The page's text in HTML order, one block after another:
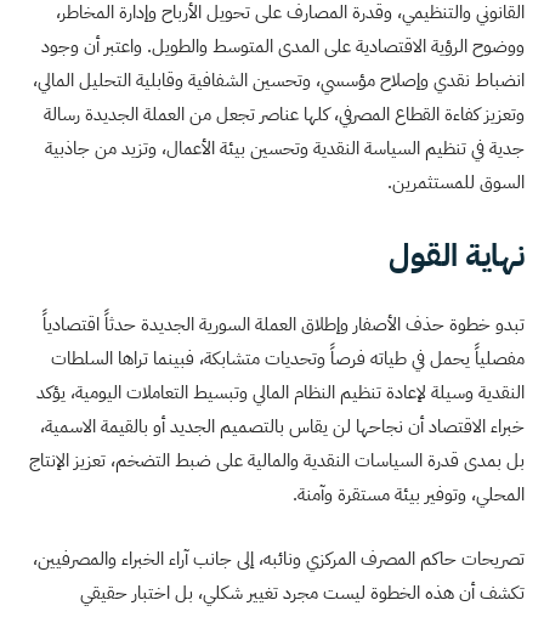
القانوني والتنظيمي، وقدرة المصارف على تحويل الأرباح وإدارة المخاطر،
ووضوح الرؤية الاقتصادية على المدى المتوسط والطويل. واعتبر أن وجود
انضباط نقدي وإصلاح مؤسسي، وتحسين الشفافية وقابلية التحليل المالي،
وتعزيز كفاءة القطاع المصرفي، كلها عناصر تجعل من العملة الجديدة رسالة
جدية في تنظيم السياسة النقدية وتحسين بيئة الأعمال، وتزيد من جاذبية
السوق للمستثمرين.
نهاية القول
تبدو خطوة حذف الأصفار وإطلاق العملة السورية الجديدة حدثاً اقتصادياً
مفصلياً يحمل في طياته فرصاً وتحديات متشابكة، فبينما تراها السلطات
النقدية وسيلة لإعادة تنظيم النظام المالي وتبسيط التعاملات اليومية، يؤكد
خبراء الاقتصاد أن نجاحها لن يقاس بالتصميم الجديد أو بالقيمة الاسمية،
بل بمدى قدرة السياسات النقدية والمالية على ضبط التضخم، تعزيز الإنتاج
المحلي، وتوفير بيئة مستقرة وآمنة.
تصريحات حاكم المصرف المركزي ونائبه، إلى جانب آراء الخبراء والمصرفيين،
تكشف أن هذه الخطوة ليست مجرد تغيير شكلي، بل اختبار حقيقي